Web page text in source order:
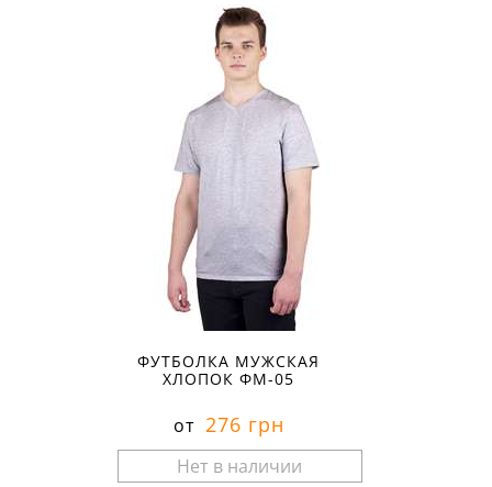
ФУТБОЛКА МУЖСКАЯ
ХЛОПОК ФМ-05
от 276 грн